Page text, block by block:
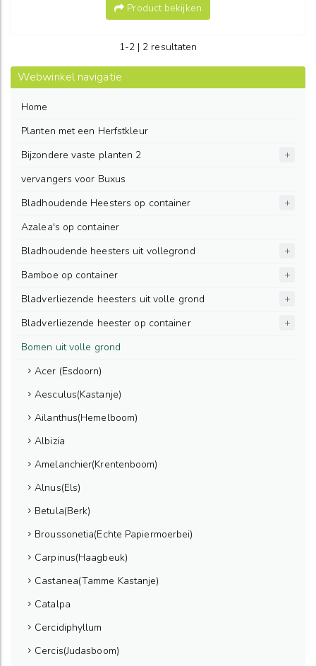
Product bekijken
1-2 | 2 resultaten
Webwinkel navigatie
Home
Planten met een Herfstkleur
Bijzondere vaste planten 2
vervangers voor Buxus
Bladhoudende Heesters op container
Azalea's op container
Bladhoudende heesters uit vollegrond
Bamboe op container
Bladverliezende heesters uit volle grond
Bladverliezende heester op container
Bomen uit volle grond
Acer (Esdoorn)
Aesculus(Kastanje)
Ailanthus(Hemelboom)
Albizia
Amelanchier(Krentenboom)
Alnus(Els)
Betula(Berk)
Broussonetia(Echte Papiermoerbei)
Carpinus(Haagbeuk)
Castanea(Tamme Kastanje)
Catalpa
Cercidiphyllum
Cercis(Judasboom)